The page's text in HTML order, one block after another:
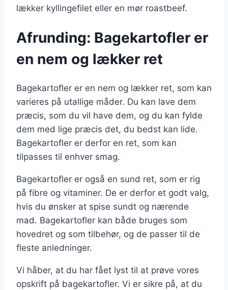
lækker kyllingefilet eller en mør roastbeef.
Afrunding: Bagekartofler er
en nem og lækker ret
Bagekartofler er en nem og lækker ret, som kan
varieres på utallige måder. Du kan lave dem
præcis, som du vil have dem, og du kan fylde
dem med lige præcis det, du bedst kan lide.
Bagekartofler er derfor en ret, som kan
tilpasses til enhver smag.
Bagekartofler er også en sund ret, som er rig
på fibre og vitaminer. De er derfor et godt valg,
hvis du ønsker at spise sundt og nærende
mad. Bagekartofler kan både bruges som
hovedret og som tilbehør, og de passer til de
fleste anledninger.
Vi håber, at du har fået lyst til at prøve vores
opskrift på bagekartofler. Vi er sikre på, at du